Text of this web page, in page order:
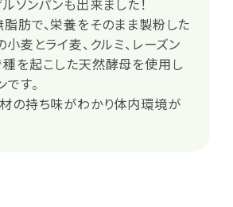
肪で、栄養をそのまま製粉した
麦とライ麦、クルミ、レーズン
種を起こした天然酵母を使用し
す。
材の持ち味がわかり体内環境が